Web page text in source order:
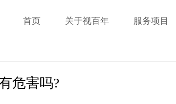
首页 关于视百年 服务项目
危害吗?